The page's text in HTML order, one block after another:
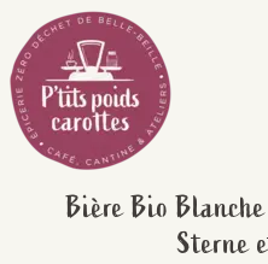
Passer
au
contenu
Bière Bio
Sterne